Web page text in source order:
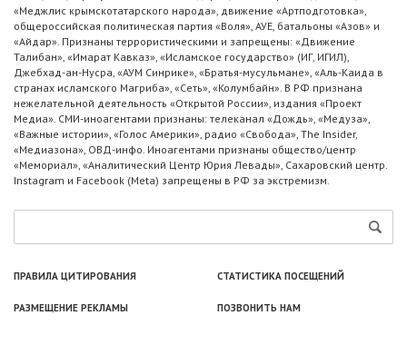
«Меджлис крымскотатарского народа», движение «Артподготовка»,
общероссийская политическая партия «Воля», АУЕ, батальоны «Азов» и
«Айдар». Признаны террористическими и запрещены: «Движение
Талибан», «Имарат Кавказ», «Исламское государство» (ИГ, ИГИЛ),
Джебхад-ан-Нусра, «АУМ Синрике», «Братья-мусульмане», «Аль-Каида в
странах исламского Магриба», «Сеть», «Колумбайн». В РФ признана
нежелательной деятельность «Открытой России», издания «Проект
Медиа». СМИ-иноагентами признаны: телеканал «Дождь», «Медуза»,
«Важные истории», «Голос Америки», радио «Свобода», The Insider,
«Медиазона», ОВД-инфо. Иноагентами признаны общество/центр
«Мемориал», «Аналитический Центр Юрия Левады», Сахаровский центр.
Instagram и Facebook (Metа) запрещены в РФ за экстремизм.
ПРАВИЛА ЦИТИРОВАНИЯ СТАТИСТИКА ПОСЕЩЕНИЙ
РАЗМЕЩЕНИЕ РЕКЛАМЫ ПОЗВОНИТЬ НАМ